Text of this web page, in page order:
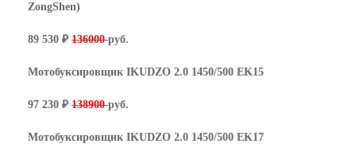
ZongShen)
89 530 ₽ 136000руб.
Мотобуксировщик IKUDZO 2.0 1450/500 EK15
97 230 ₽ 138900руб.
Мотобуксировщик IKUDZO 2.0 1450/500 EK17